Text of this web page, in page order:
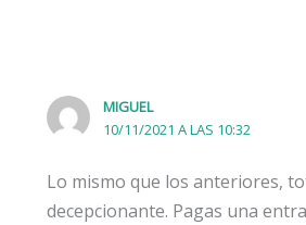
MIGUEL
10/11/2021 A LAS 10:32
Lo mismo que los anteriores,
decepcionante. Pagas una